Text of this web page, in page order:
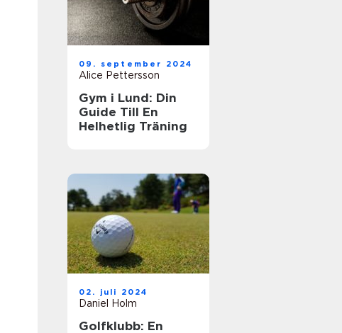
09. september 2024
Alice Pettersson
Gym i Lund: Din
Guide Till En
Helhetlig Träning
02. juli 2024
Daniel Holm
Golfklubb: En